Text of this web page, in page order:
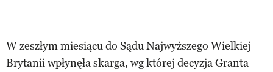
W zeszłym miesiącu do Sądu Najwyższego Wielkiej
Brytanii wpłynęła skarga, wg której decyzja Granta